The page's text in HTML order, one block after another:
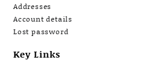
Addresses
Account details
Lost password
Key Links